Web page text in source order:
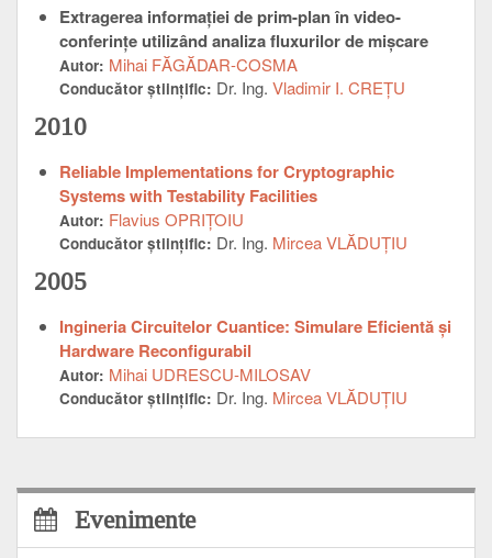
Extragerea informaţiei de prim-plan în video-
conferinţe utilizând analiza fluxurilor de mişcare
Autor: Mihai FĂGĂDAR-COSMA
Conducător ştiinţific: Dr. Ing. Vladimir I. CREŢU
2010
Reliable Implementations for Cryptographic
Systems with Testability Facilities
Autor: Flavius OPRIŢOIU
Conducător ştiinţific: Dr. Ing. Mircea VLĂDUŢIU
2005
Ingineria Circuitelor Cuantice: Simulare Eficientă și
Hardware Reconfigurabil
Autor: Mihai UDRESCU-MILOSAV
Conducător ştiinţific: Dr. Ing. Mircea VLĂDUŢIU
Evenimente